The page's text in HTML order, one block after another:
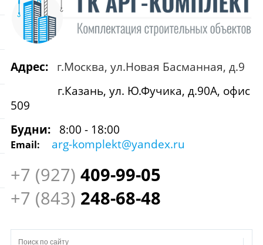
Адрес:
г.Москва, ул.Новая Басманная, д.9
г.Казань, ул. Ю.Фучика, д.90А, офис
509
Будни:
8:00 - 18:00
Email: arg-komplekt@yandex.ru
+7 (927) 409-99-05
+7 (843) 248-68-48